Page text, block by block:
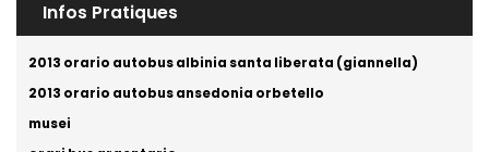
Infos Pratiques
2013 orario autobus albinia santa liberata (giannella)
2013 orario autobus ansedonia orbetello
musei